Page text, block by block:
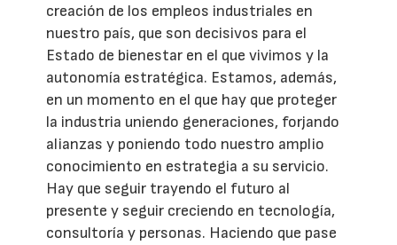
creación de los empleos industriales en
nuestro país, que son decisivos para el
Estado de bienestar en el que vivimos y la
autonomía estratégica. Estamos, además,
en un momento en el que hay que proteger
la industria uniendo generaciones, forjando
alianzas y poniendo todo nuestro amplio
conocimiento en estrategia a su servicio.
Hay que seguir trayendo el futuro al
presente y seguir creciendo en tecnología,
consultoría y personas. Haciendo que pase